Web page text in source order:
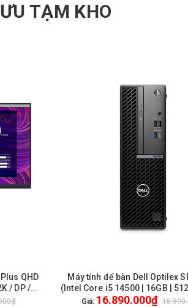
TẠM KHO
QHD
/ DP /
/ 3Yrs
HẾT HÀNG
Máy tính để bàn Dell Optilex
(Intel Core i5 14500 | 16GB |
UHD 770 | Ubuntu)
Giá: 16.890.000₫